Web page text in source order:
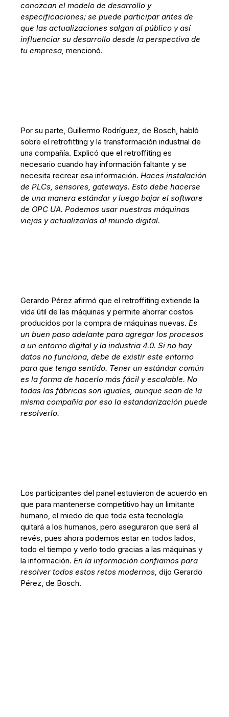
conozcan el modelo de desarrollo y
especificaciones; se puede participar antes de
que las actualizaciones salgan al público y así
influenciar su desarrollo desde la perspectiva de
tu empresa,mencionó.
Por su parte, Guillermo Rodríguez, de Bosch, habló
sobre el retrofitting y la transformación industrial de
una compañía. Explicó que el retroffiting es
necesario cuando hay información faltante y se
necesita recrear esa información.Haces instalación
de PLCs, sensores, gateways. Esto debe hacerse
de una manera estándar y luego bajar el software
de OPC UA. Podemos usar nuestras máquinas
viejas y actualizarlas al mundo digital.
Gerardo Pérez afirmó que el retroffiting extiende la
vida útil de las máquinas y permite ahorrar costos
producidos por la compra de máquinas nuevas.Es
un buen paso adelante para agregar los procesos
a un entorno digital y la industria 4.0. Si no hay
datos no funciona, debe de existir este entorno
para que tenga sentido. Tener un estándar común
es la forma de hacerlo más fácil y escalable. No
todas las fábricas son iguales, aunque sean de la
misma compañía por eso la estandarización puede
resolverlo.
Los participantes del panel estuvieron de acuerdo en
que para mantenerse competitivo hay un limitante
humano, el miedo de que toda esta tecnología
quitará a los humanos, pero aseguraron que será al
revés, pues ahora podemos estar en todos lados,
todo el tiempo y verlo todo gracias a las máquinas y
la información.En la información confiamos para
resolver todos estos retos modernos, dijo Gerardo
Pérez, de Bosch.